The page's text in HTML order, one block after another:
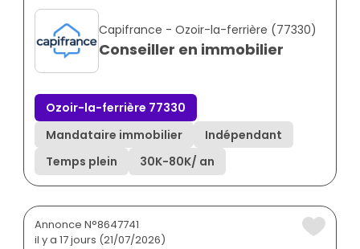
Capifrance - Ozoir-la-ferrière (77330)
Conseiller en immobilier
Ozoir-la-ferrière 77330
Mandataire immobilier
Indépendant
Temps plein
30K-80K/ an
Annonce N°8647741
il y a 17 jours (21/07/2026)